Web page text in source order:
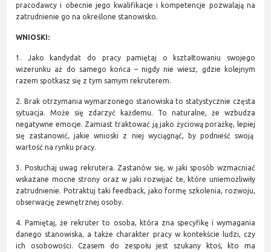
pracodawcy i obecnie jego kwalifikacje i kompetencje pozwalają na
zatrudnienie go na określone stanowisko.
WNIOSKI:
1. Jako kandydat do pracy pamiętaj o kształtowaniu swojego
wizerunku aż do samego końca – nigdy nie wiesz, gdzie kolejnym
razem spotkasz się z tym samym rekruterem.
2. Brak otrzymania wymarzonego stanowiska to statystycznie częsta
sytuacja. Może się zdarzyć każdemu. To naturalne, że wzbudza
negatywne emocje. Zamiast traktować ją jako życiową porażkę, lepiej
się zastanowić, jakie wnioski z niej wyciągnąć, by podnieść swoją
wartość na rynku pracy.
3. Posłuchaj uwag rekrutera. Zastanów się, w jaki sposób wzmacniać
wskazane mocne strony oraz w jaki rozwijać te, które uniemożliwiły
zatrudnienie. Potraktuj taki feedback, jako formę szkolenia, rozwoju,
obserwację zewnętrznej osoby.
4. Pamiętaj, że rekruter to osoba, która zna specyfikę i wymagania
danego stanowiska, a także charakter pracy w kontekście ludzi, czy
ich osobowości. Czasem do zespołu jest szukany ktoś, kto ma